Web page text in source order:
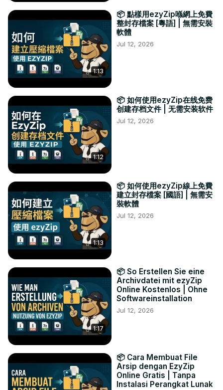
1:13
📦 點樣用ezyZip喺網上免費
整封存檔案 [粵語] | 無需安裝
軟體
Jul 12, 2026
1:12
📦 如何使用ezyZip在线免费
创建存档文件 | 无需安装软件
Jul 12, 2026
1:13
📦 如何使用ezyZip線上免費
建立封存檔案 [國語] | 無需安
裝軟體
Jul 12, 2026
1:17
📦 So Erstellen Sie eine
Archivdatei mit ezyZip
Online Kostenlos | Ohne
Softwareinstallation
Jul 12, 2026
📦 Cara Membuat File
Arsip dengan EzyZip
Online Gratis | Tanpa
Instalasi Perangkat Lunak